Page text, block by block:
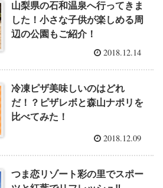
山梨県の石和温泉へ行ってきま
した！小さな子供が楽しめる周
辺の公園もご紹介！
2018.12.14
冷凍ピザ美味しいのはどれ
だ！？ピザレボと森山ナポリを
比べてみた！
2018.12.09
つま恋リゾート彩の里でスポー